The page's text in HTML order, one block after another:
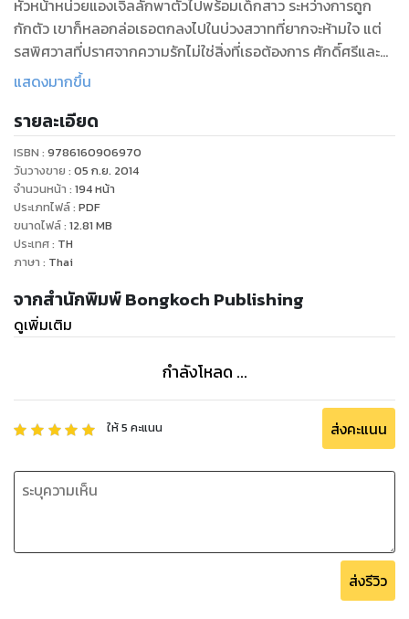
หัวหน้าหน่วยแองเจิ้ลลักพาตัวไปพร้อมเด็กสาว ระหว่างการถูก
กักตัว เขาก็หลอกล่อเธอตกลงไปในบ่วงสวาทที่ยากจะห้ามใจ แต่
รสพิศวาสที่ปราศจากความรักไม่ใช่สิ่งที่เธอต้องการ ศักดิ์ศรีและ
ทิฐิที่ค้ำคอทำให้หญิงสาวหนีและให้เวลาช่วยเยียวยาความผิด
อุบัติเหตุครั้งนั้นเกิดจาก 'ความรัก’ ไม่ใช่ ‘ความใคร่’ เพียงอย่าง
เดียว
แสดงมากขึ้น
รายละเอียด
ISBN : 9786160906970
วันวางขาย : 05 ก.ย. 2014
จำนวนหน้า : 194หน้า
ประเภทไฟล์: PDF
ขนาดไฟล์: 12.81 MB
ประเทศ: TH
ภาษา : Thai
จากสำนักพิมพ์ Bongkoch Publishing
ดูเพิ่มเติม
กำลังโหลด ...
ให้5 คะแนน ส่งคะแนน
ส่งรีวิว